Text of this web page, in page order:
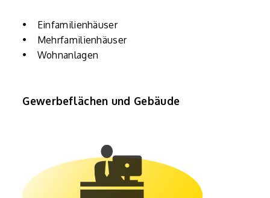
• Einfamilienhäuser
• Mehrfamilienhäuser
• Wohnanlagen
Gewerbeflächen und Gebäude